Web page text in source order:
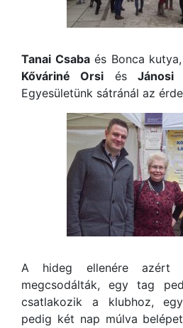
Tanai Csabaés Bonca kutya,
Kőváriné Orsi ésJánosi
Egyesületünk sátránál az
A hideg ellenére azért
megcsodálták, egy tag
csatlakozik a klubhoz,
pedig két nap múlva